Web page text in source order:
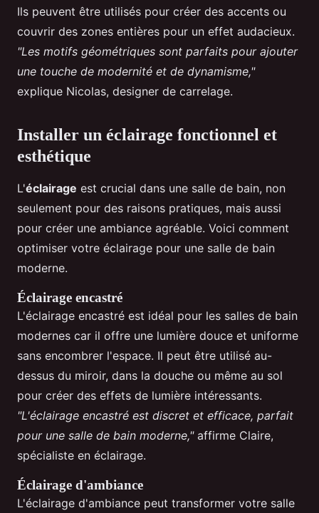
Ils peuvent être utilisés pour créer des accents ou
couvrir des zones entières pour un effet audacieux.
"Les motifs géométriques sont parfaits pour ajouter
une touche de modernité et de dynamisme,"
explique Nicolas, designer de carrelage.
Installer un éclairage fonctionnel et
esthétique
L'éclairage est crucial dans une salle de bain, non
seulement pour des raisons pratiques, mais aussi
pour créer une ambiance agréable. Voici comment
optimiser votre éclairage pour une salle de bain
moderne.
Éclairage encastré
L'éclairage encastré est idéal pour les salles de bain
modernes car il offre une lumière douce et uniforme
sans encombrer l'espace. Il peut être utilisé au-
dessus du miroir, dans la douche ou même au sol
pour créer des effets de lumière intéressants.
"L'éclairage encastré est discret et efficace, parfait
pour une salle de bain moderne,"affirme Claire,
spécialiste en éclairage.
Éclairage d'ambiance
L'éclairage d'ambiance peut transformer votre salle